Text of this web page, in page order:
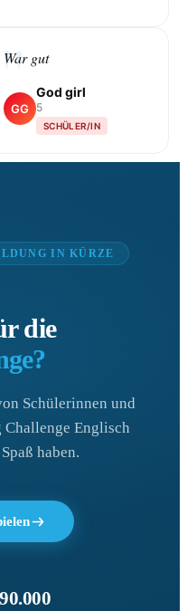
War gut
GG
God girl
5
SCHÜLER/IN
IN KÜRZE
die
Schülerinnen und
Englisch
haben.